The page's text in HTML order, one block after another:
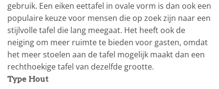
gebruik. Een eiken eettafel in ovale vorm is dan ook een
populaire keuze voor mensen die op zoek zijn naar een
stijlvolle tafel die lang meegaat. Het heeft ook de
neiging om meer ruimte te bieden voor gasten, omdat
het meer stoelen aan de tafel mogelijk maakt dan een
rechthoekige tafel van dezelfde grootte.
Type Hout